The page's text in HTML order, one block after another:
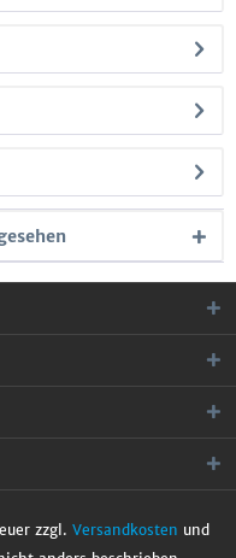
zzgl. Versandkosten und